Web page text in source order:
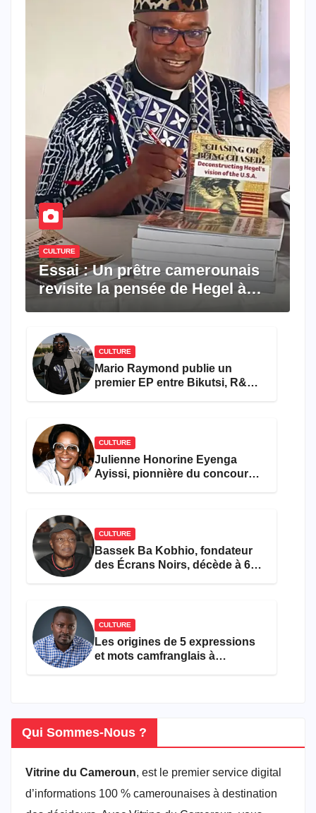
CULTURE
Essai : Un prêtre camerounais
revisite la pensée de Hegel à
CULTURE
Mario Raymond publie un
premier EP entre Bikutsi, R&B
CULTURE
Julienne Honorine Eyenga
Ayissi, pionnière du concours
CULTURE
Bassek Ba Kobhio, fondateur
des Écrans Noirs, décède à 69
CULTURE
Les origines de 5 expressions
et mots camfranglais à
Qui Sommes-Nous ?
Vitrine du Cameroun, est le premier service digital
d’informations 100 % camerounaises à destination